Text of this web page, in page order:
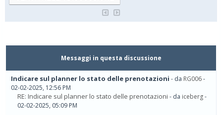
Messaggi in questa discussione
Indicare sul planner lo stato delle prenotazioni - da RG006-
02-02-2025, 12:56 PM
RE: Indicare sul planner lo stato delle prenotazioni - da iceberg-
02-02-2025, 05:09 PM